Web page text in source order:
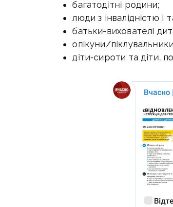
багатодітні родини;
люди з інвалідністю І
батьки-вихователі
опікуни/
діти-сироти та діти,